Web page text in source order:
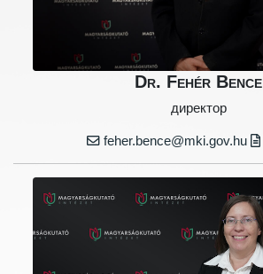
Dr. Fehér Bence
директор
feher.bence@mki.gov.hu